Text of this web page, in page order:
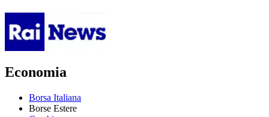
Economia
Borsa Italiana
Borse Estere